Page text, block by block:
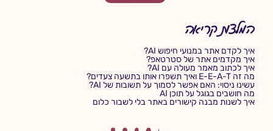
המלצות קריאה
איך לקדם אתר במנועי חיפוש AI?
איך מקדמים אתר של סטרטאפ?
איך לכתוב מאמר מעולה עם AI?
מה זה E-E-A-T ואיך תשפרו אותו בתשעה צעדים?
עשינו ניסוי: האם אפשר לסמוך על תשובות של AI?
מה חושבים בגוגל על תוכן AI
איך לשנות מבנה קישורים באתר בלי לשבור כלום